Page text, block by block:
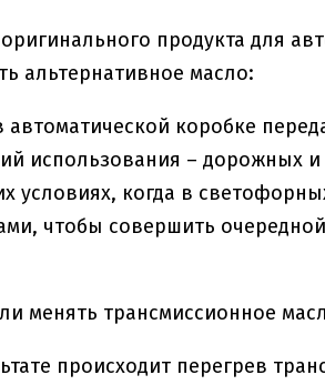
продукта для
альтернативное масло:
автоматической коробке
использования – дорожных
условиях, когда в
чтобы совершить
происходит перегрев